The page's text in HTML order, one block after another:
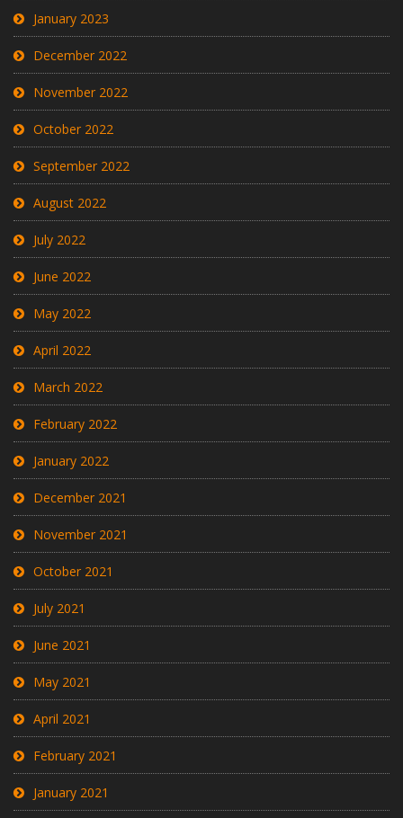
January 2023
December 2022
November 2022
October 2022
September 2022
August 2022
July 2022
June 2022
May 2022
April 2022
March 2022
February 2022
January 2022
December 2021
November 2021
October 2021
July 2021
June 2021
May 2021
April 2021
February 2021
January 2021